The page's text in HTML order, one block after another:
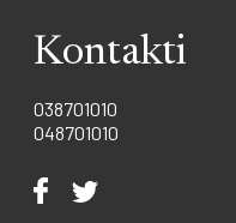
Kontakti
038701010
048701010